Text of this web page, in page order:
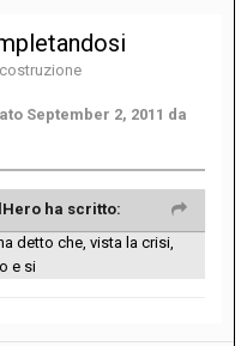
September 2, 2011 da
ha scritto:
detto che, vista la crisi,
e si